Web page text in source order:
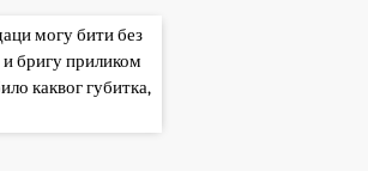
могу бити без
бригу приликом
каквог губитка,